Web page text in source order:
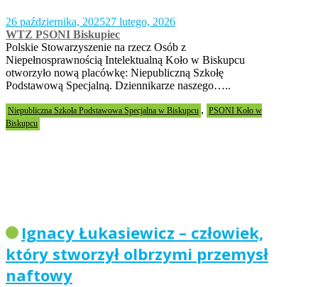
26 października, 202527 lutego, 2026
WTZ PSONI Biskupiec
Polskie Stowarzyszenie na rzecz Osób z
Niepełnosprawnością Intelektualną Koło w Biskupcu
otworzyło nową placówkę: Niepubliczną Szkołę
Podstawową Specjalną. Dziennikarze naszego…..
Niepubliczna Szkoła Podstawowa Specjalna w Biskupcu , PSONI Koło w
Biskupcu
Ignacy Łukasiewicz – człowiek,
który stworzył olbrzymi przemysł
naftowy